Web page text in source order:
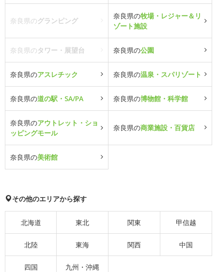
奈良県のグランピング
奈良県の牧場・レジャー＆リ
ゾート施設
奈良県のタワー・展望台 奈良県の公園
奈良県のアスレチック 奈良県の温泉・スパリゾート
奈良県の道の駅・SA/PA 奈良県の博物館・科学館
奈良県のアウトレット・ショ
ッピングモール
奈良県の商業施設・百貨店
奈良県の美術館
その他のエリアから探す
北海道 東北 関東 甲信越
北陸 東海 関西 中国
四国 九州・沖縄